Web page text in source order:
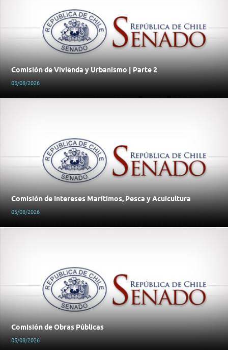
Comisión de Vivienda y Urbanismo | Parte 2
06/08/2026
Comisión de Intereses Marítimos, Pesca y Acuicultura
05/08/2026
Comisión de Obras Públicas
05/08/2026